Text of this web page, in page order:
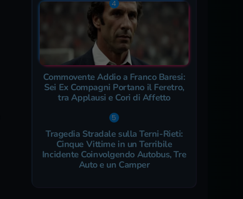
Commovente Addio a Franco Baresi:
Sei Ex Compagni Portano il Feretro,
tra Applausi e Cori di Affetto
Tragedia Stradale sulla Terni-Rieti:
Cinque Vittime in un Terribile
Incidente Coinvolgendo Autobus, Tre
Auto e un Camper